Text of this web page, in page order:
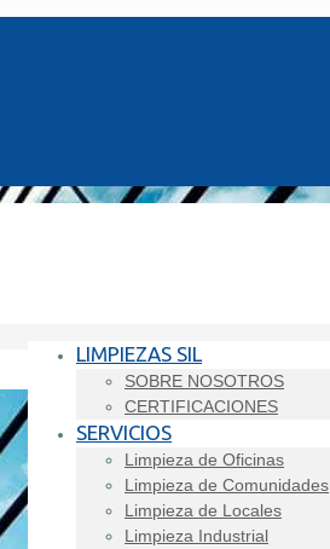
LIMPIEZAS SIL
SOBRE NOSOTROS
CERTIFICACIONES
SERVICIOS
Limpieza de Oficinas
Limpieza de Comunidades
Limpieza de Locales
Limpieza Industrial